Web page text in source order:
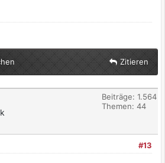
Zitieren
Beiträge: 1.564
Themen: 44
#13